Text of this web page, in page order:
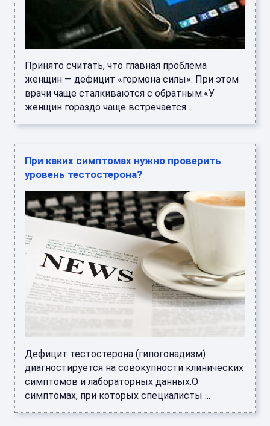
Принято считать, что главная проблема
женщин — дефицит «гормона силы». При этом
врачи чаще сталкиваются с обратным.«У
женщин гораздо чаще встречается ...
При каких симптомах нужно проверить
уровень тестостерона?
Дефицит тестостерона (гипогонадизм)
диагностируется на совокупности клинических
симптомов и лабораторных данных.О
симптомах, при которых специалисты ...